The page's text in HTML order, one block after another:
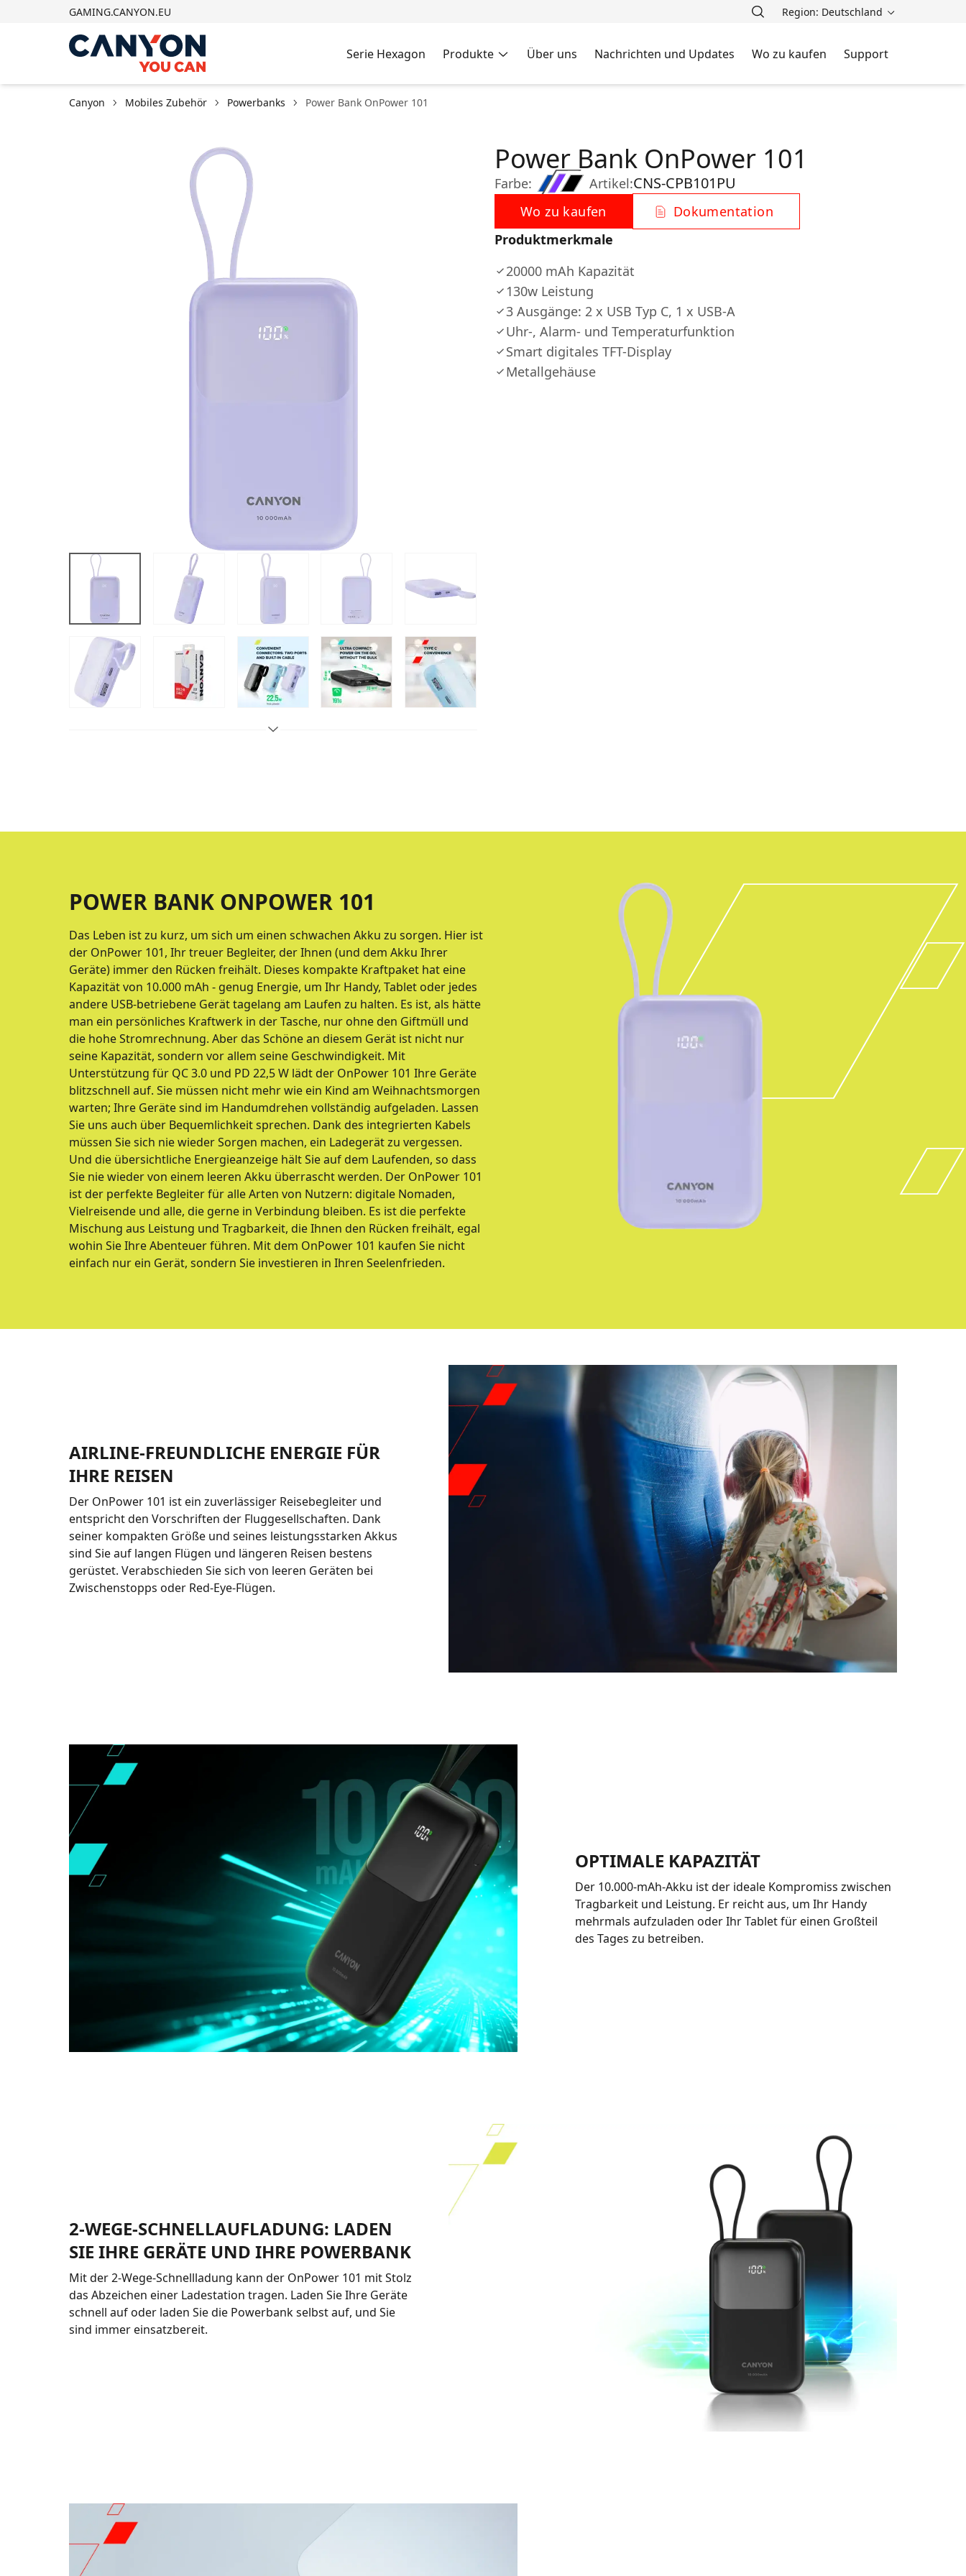
GAMING.CANYON.EU Region: Deutschland
Serie Hexagon Produkte Über uns Nachrichten und Updates Wo zu kaufen Support
Canyon Mobiles Zubehör Powerbanks Power Bank OnPower 101
Farbe:
Power Bank OnPower 101
Artikel:CNS-CPB101PU
Wo zu kaufen
Dokumentation
Produktmerkmale
20000 mAh Kapazität
130w Leistung
3 Ausgänge: 2 x USB Typ C, 1 x USB-A
Uhr-, Alarm- und Temperaturfunktion
Smart digitales TFT-Display
Metallgehäuse
POWER BANK ONPOWER 101
Das Leben ist zu kurz, um sich um einen schwachen Akku zu sorgen. Hier ist
der OnPower 101, Ihr treuer Begleiter, der Ihnen (und dem Akku Ihrer
Geräte) immer den Rücken freihält. Dieses kompakte Kraftpaket hat eine
Kapazität von 10.000 mAh - genug Energie, um Ihr Handy, Tablet oder jedes
andere USB-betriebene Gerät tagelang am Laufen zu halten. Es ist, als hätte
man ein persönliches Kraftwerk in der Tasche, nur ohne den Giftmüll und
die hohe Stromrechnung. Aber das Schöne an diesem Gerät ist nicht nur
seine Kapazität, sondern vor allem seine Geschwindigkeit. Mit
Unterstützung für QC 3.0 und PD 22,5 W lädt der OnPower 101 Ihre Geräte
blitzschnell auf. Sie müssen nicht mehr wie ein Kind am Weihnachtsmorgen
warten; Ihre Geräte sind im Handumdrehen vollständig aufgeladen. Lassen
Sie uns auch über Bequemlichkeit sprechen. Dank des integrierten Kabels
müssen Sie sich nie wieder Sorgen machen, ein Ladegerät zu vergessen.
Und die übersichtliche Energieanzeige hält Sie auf dem Laufenden, so dass
Sie nie wieder von einem leeren Akku überrascht werden. Der OnPower 101
ist der perfekte Begleiter für alle Arten von Nutzern: digitale Nomaden,
Vielreisende und alle, die gerne in Verbindung bleiben. Es ist die perfekte
Mischung aus Leistung und Tragbarkeit, die Ihnen den Rücken freihält, egal
wohin Sie Ihre Abenteuer führen. Mit dem OnPower 101 kaufen Sie nicht
einfach nur ein Gerät, sondern Sie investieren in Ihren Seelenfrieden.
AIRLINE-FREUNDLICHE ENERGIE FÜR
IHRE REISEN
Der OnPower 101 ist ein zuverlässiger Reisebegleiter und
entspricht den Vorschriften der Fluggesellschaften. Dank
seiner kompakten Größe und seines leistungsstarken Akkus
sind Sie auf langen Flügen und längeren Reisen bestens
gerüstet. Verabschieden Sie sich von leeren Geräten bei
Zwischenstopps oder Red-Eye-Flügen.
OPTIMALE KAPAZITÄT
Der 10.000-mAh-Akku ist der ideale Kompromiss zwischen
Tragbarkeit und Leistung. Er reicht aus, um Ihr Handy
mehrmals aufzuladen oder Ihr Tablet für einen Großteil
des Tages zu betreiben.
2-WEGE-SCHNELLAUFLADUNG: LADEN
SIE IHRE GERÄTE UND IHRE POWERBANK
Mit der 2-Wege-Schnellladung kann der OnPower 101 mit Stolz
das Abzeichen einer Ladestation tragen. Laden Sie Ihre Geräte
schnell auf oder laden Sie die Powerbank selbst auf, und Sie
sind immer einsatzbereit.